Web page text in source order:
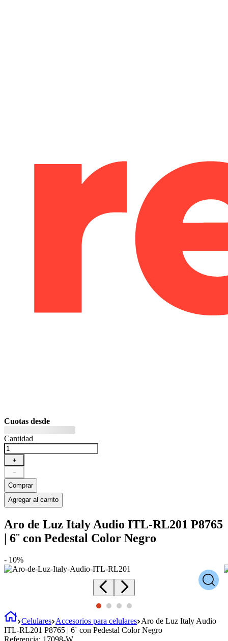
Cuotas desde
Cantidad
＋
－
Comprar
Agregar al carrito
Aro de Luz Italy Audio ITL-RL201 P8765
| 6¨ con Pedestal Color Negro
- 10%
Celulares Accesorios para celulares Aro de Luz Italy Audio
ITL-RL201 P8765 | 6¨ con Pedestal Color Negro
Referencia: 17098-W